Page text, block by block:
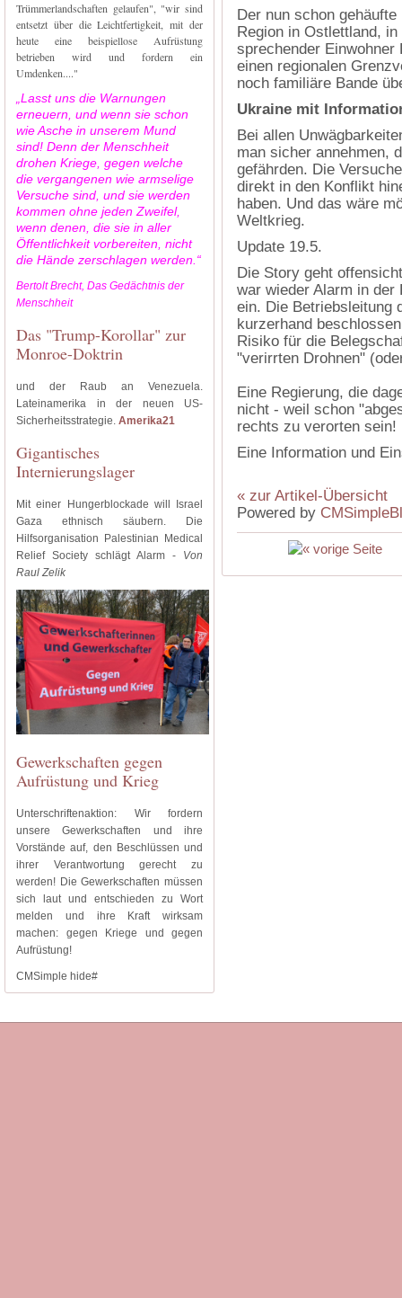
Trümmerlandschaften gelaufen", "wir sind
entsetzt über die Leichtfertigkeit, mit der
heute eine beispiellose Aufrüstung
betrieben wird und fordern ein
Umdenken...."
„Lasst uns die Warnungen
erneuern, und wenn sie schon
wie Asche in unserem Mund
sind! Denn der Menschheit
drohen Kriege, gegen welche
die vergangenen wie armselige
Versuche sind, und sie werden
kommen ohne jeden Zweifel,
wenn denen, die sie in aller
Öffentlichkeit vorbereiten, nicht
die Hände zerschlagen werden.“
Bertolt Brecht, Das Gedächtnis der
Menschheit
Das "Trump-Korollar" zur
Monroe-Doktrin
und der Raub an Venezuela.
Lateinamerika in der neuen US-
Sicherheitsstrategie. Amerika21
Gigantisches
Internierungslager
Mit einer Hungerblockade will Israel
Gaza ethnisch säubern. Die
Hilfsorganisation Palestinian Medical
Relief Society schlägt Alarm - Von
Raul Zelik
Gewerkschaften gegen
Aufrüstung und Krieg
Unterschriftenaktion: Wir fordern
unsere Gewerkschaften und ihre
Vorstände auf, den Beschlüssen und
ihrer Verantwortung gerecht zu
werden! Die Gewerkschaften müssen
sich laut und entschieden zu Wort
melden und ihre Kraft wirksam
machen: gegen Kriege und gegen
Aufrüstung!
CMSimple hide#
Der nun schon
Region in Ostlettland,
sprechender
einen regionalen
noch familiäre Bande
Ukraine mit
Bei allen
man sicher annehmen,
gefährden. Die
direkt in den Konflikt
haben. Und das wäre
Weltkrieg.
Update 19.5.
Die Story geht
war wieder Alarm in der
ein. Die Betriebsleitung
kurzerhand
Risiko für die
"verirrten Drohnen"
Eine Regierung, die
nicht - weil schon
rechts zu verorten sein!
Eine Information und
« zur Artikel-Übersicht
Powered by